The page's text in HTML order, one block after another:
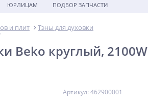
ЮРЛИЦАМ ПОДБОР ЗАПЧАСТИ
и плит
Тэны для духовки
Beko круглый, 2100W
Артикул: 462900001